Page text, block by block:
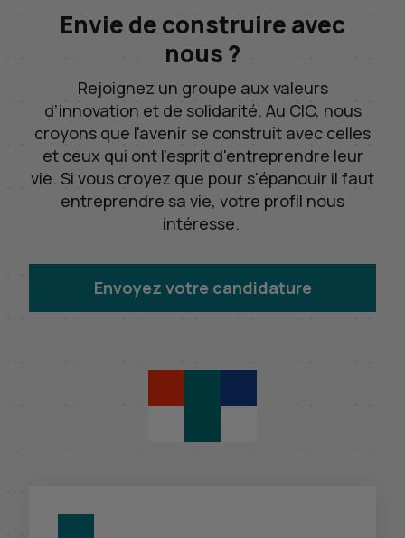
Envie de construire avec
nous ?
Rejoignez un groupe aux valeurs
d’innovation et de solidarité. Au CIC, nous
croyons que l'avenir se construit avec celles
et ceux qui ont l'esprit d'entreprendre leur
vie. Si vous croyez que pour s'épanouir il faut
entreprendre sa vie, votre profil nous
intéresse.
Envoyez votre candidature